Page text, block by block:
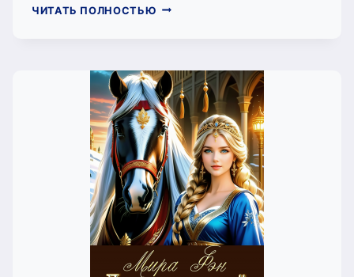
ЧИТАТЬ ПОЛНОСТЬЮ ЗАМУЖ
ЧТО
ДЕЛАТЬ?
-2
(МИРА
ФЭН)